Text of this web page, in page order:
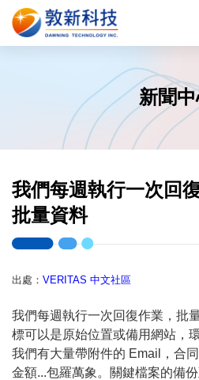
新聞
我們每週執行一次回
批量資料
出處： VERITAS 中文社區
我們每週執行一次回復作業，批
標可以是原始位置或備用網站，
我們有大量帶附件的 Email，合
金額...包羅萬象。關鍵檔案的備